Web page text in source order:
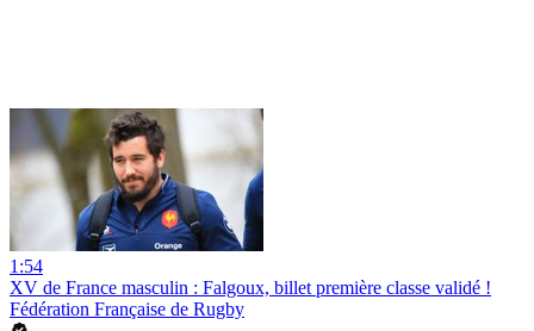
1:54
XV de France masculin : Falgoux, billet première classe validé !
Fédération Française de Rugby